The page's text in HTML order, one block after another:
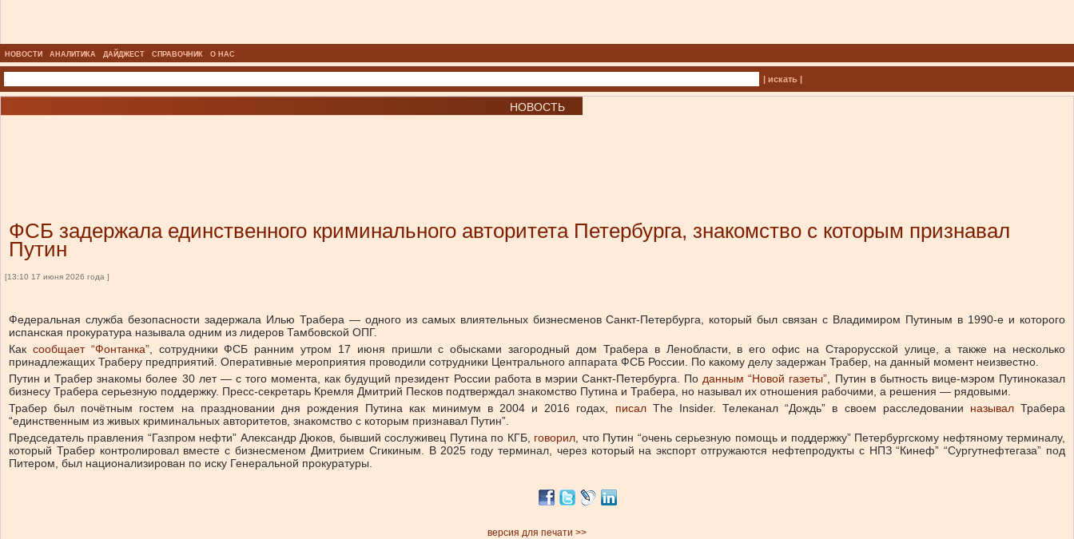
НОВОСТИ АНАЛИТИКА ДАЙДЖЕСТ СПРАВОЧНИК О НАС
| искать |
НОВОСТЬ
ФСБ задержала единственного криминального авторитета Петербурга, знакомство с которым признавал
Путин
[13:10 17 июня 2026 года ]
Федеральная служба безопасности задержала Илью Трабера — одного из самых влиятельных бизнесменов Санкт-Петербурга, который был связан с Владимиром Путиным в 1990-е и которого
испанская прокуратура называла одним из лидеров Тамбовской ОПГ.
Как сообщает “Фонтанка”, сотрудники ФСБ ранним утром 17 июня пришли с обысками загородный дом Трабера в Ленобласти, в его офис на Старорусской улице, а также на несколько
принадлежащих Траберу предприятий. Оперативные мероприятия проводили сотрудники Центрального аппарата ФСБ России. По какому делу задержан Трабер, на данный момент неизвестно.
Путин и Трабер знакомы более 30 лет — с того момента, как будущий президент России работа в мэрии Санкт-Петербурга. По данным “Новой газеты” , Путин в бытность вице-мэром Путиноказал
бизнесу Трабера серьезную поддержку. Пресс-секретарь Кремля Дмитрий Песков подтверждал знакомство Путина и Трабера, но называл их отношения рабочими, а решения — рядовыми.
Трабер был почётным гостем на праздновании дня рождения Путина как минимум в 2004 и 2016 годах, писалThe Insider. Телеканал “Дождь” в своем расследовании называлТрабера
“единственным из живых криминальных авторитетов, знакомство с которым признавал Путин”.
Председатель правления “Газпром нефти” Александр Дюков, бывший сослуживец Путина по КГБ, говорил , что Путин “очень серьезную помощь и поддержку” Петербургскому нефтяному терминалу,
который Трабер контролировал вместе с бизнесменом Дмитрием Сгикиным. В 2025 году терминал, через который на экспорт отгружаются нефтепродукты с НПЗ “Кинеф” “Сургутнефтегаза” под
Питером, был национализирован по иску Генеральной прокуратуры.
версия для печати >>